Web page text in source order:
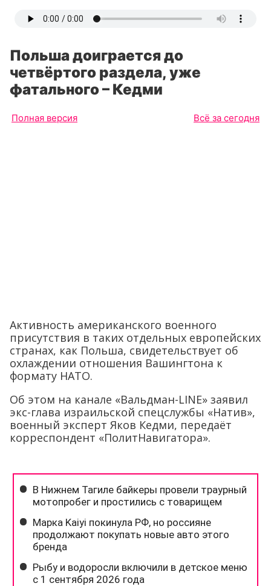
Польша доиграется до
четвёртого раздела, уже
фатального – Кедми
Полная версия Всё за сегодня
Активность американского военного
присутствия в таких отдельных европейских
странах, как Польша, свидетельствует об
охлаждении отношения Вашингтона к
формату НАТО.
Об этом на канале «Вальдман-LINE» заявил
экс-глава израильской спецслужбы «Натив»,
военный эксперт Яков Кедми, передаёт
корреспондент «ПолитНавигатора».